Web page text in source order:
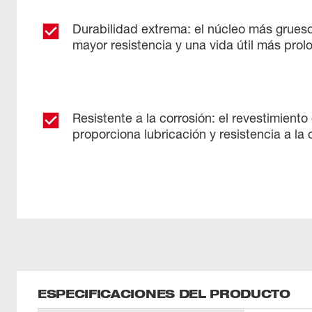
Durabilidad extrema: el núcleo más
mayor resistencia y una vida útil más
Resistente a la corrosión: el
proporciona lubricación y resistencia a la
ESPECIFICACIONES DEL PRODUCTO